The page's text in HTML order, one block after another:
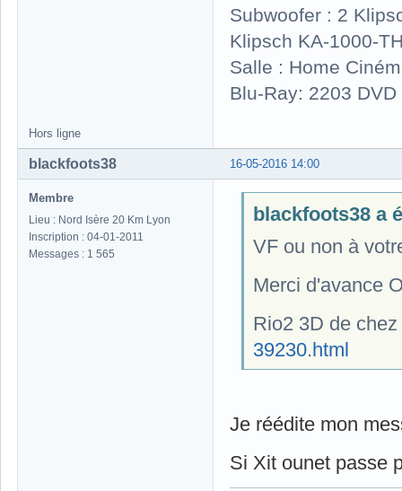
Subwoofer : 2
Klipsch KA-1000-
Salle : Home
Blu-Ray: 2203 DVD
Hors ligne
16-05-2016 14:00
blackfoots38
Membre
Lieu : Nord Isère 20 Km Lyon
Inscription : 04-01-2011
Messages : 1 565
blackfoots38 a
VF ou non à
Merci d'avance
Rio2 3D de
39230.html
Je réédite mon
Si Xit ounet passe